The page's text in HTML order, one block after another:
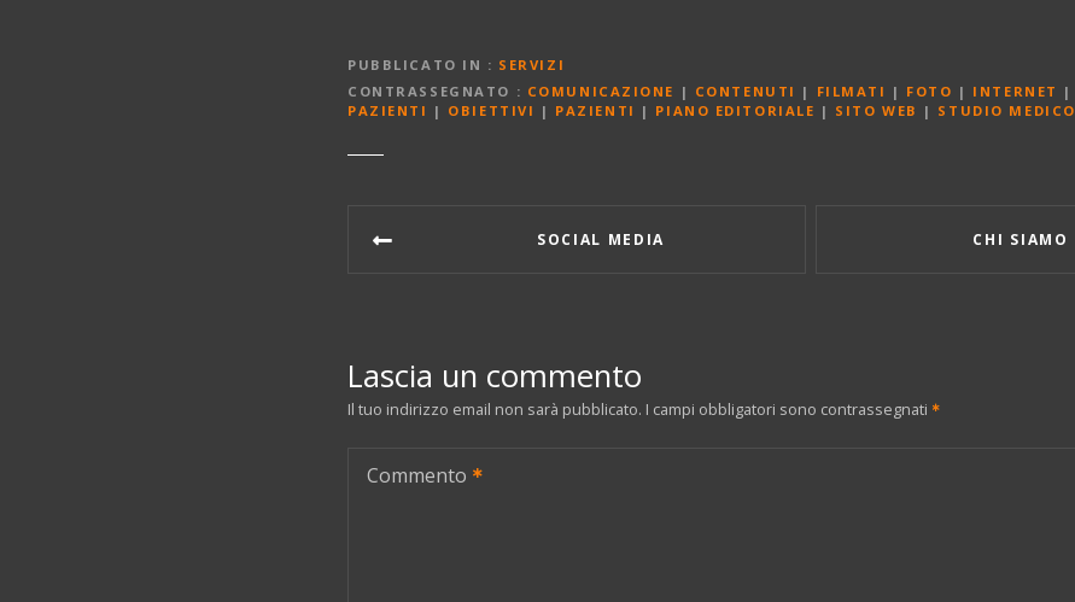
PUBBLICATO IN
SERVIZI
CONTRASSEGNATO
COMUNICAZIONE | CONTENUTI | FILMATI | FOTO | INTERNET |
PAZIENTI | OBIETTIVI | PAZIENTI | PIANO EDITORIALE | SITO WEB | STUDIO MEDICO
N
i
g
SOCIAL MEDIA CHI SIAMO
Lascia un commento
Il tuo indirizzo email non sarà pubblicato. I campi obbligatori sono contrassegnati
Commento